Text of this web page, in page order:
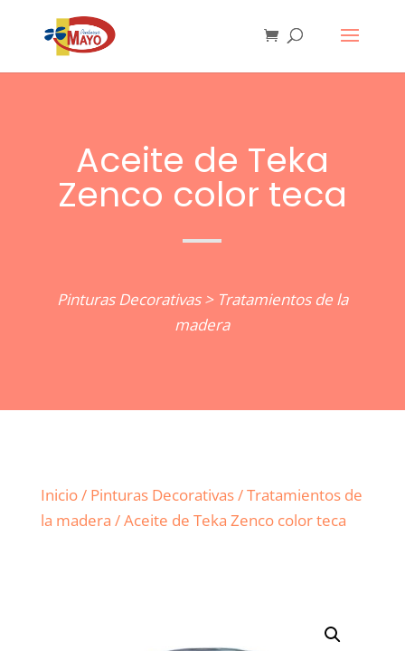
Aceite de Teka
Zenco color teca
Pinturas Decorativas> Tratamientos de la
madera
Inicio/ Pinturas Decorativas/Tratamientos de
la madera / Aceite de Teka Zenco color teca